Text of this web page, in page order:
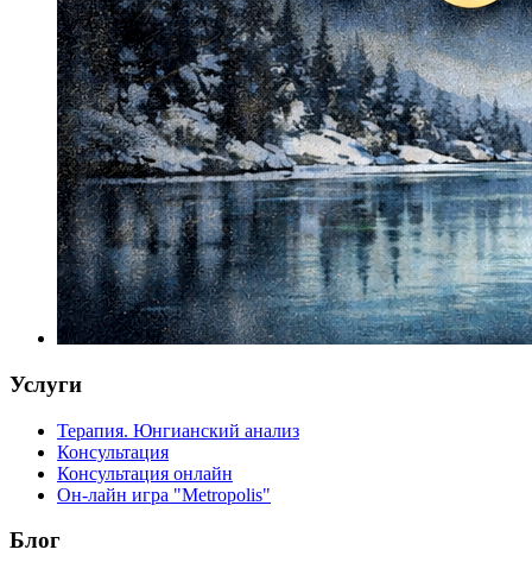
Услуги
Терапия. Юнгианский анализ
Консультация
Консультация онлайн
Он-лайн игра "Metropolis"
Блог